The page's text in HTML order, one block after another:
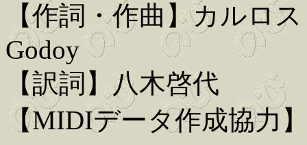
【作詞・作曲】カルロ
Godoy
【訳詞】八木啓代
【MIDIデータ作成協力